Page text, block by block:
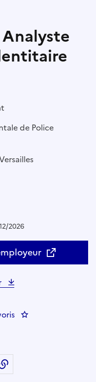
Analyste
de Police
2026
: DIPN78/SDRT -
Twitter) -
LinkedInpar email